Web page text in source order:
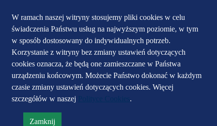
W ramach naszej witryny stosujemy pliki cookies w celu
świadczenia Państwu usług na najwyższym poziomie, w tym
w sposób dostosowany do indywidualnych potrzeb.
Korzystanie z witryny bez zmiany ustawień dotyczących
cookies oznacza, że będą one zamieszczane w Państwa
urządzeniu końcowym. Możecie Państwo dokonać w każdym
czasie zmiany ustawień dotyczących cookies. Więcej
szczegółów w naszej
.
Zamknij
Przejdź do głównego
menu
Przejdź do treści
Przejdź do mapy
serwisu